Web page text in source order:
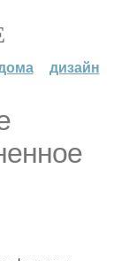
дизайн